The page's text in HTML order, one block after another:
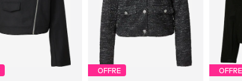
OFFRE OFFRE